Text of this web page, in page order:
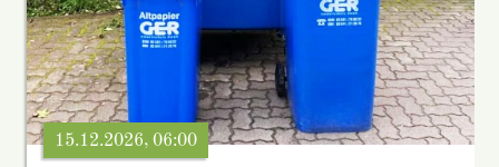
15.12.2026, 06:00